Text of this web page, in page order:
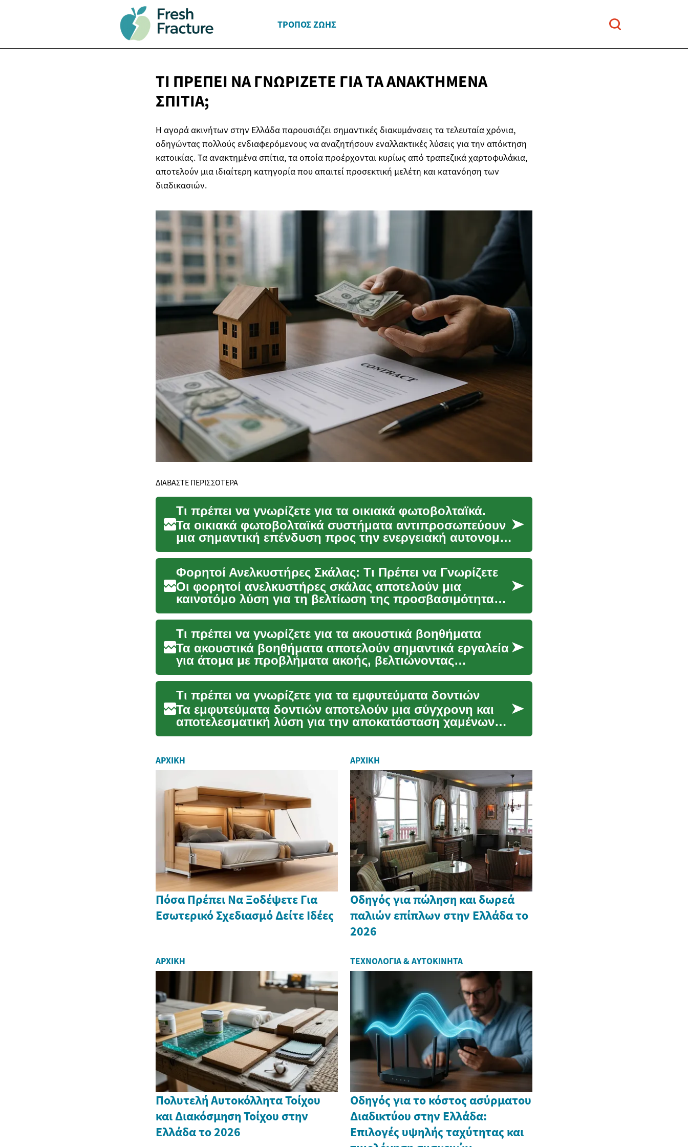
ΤΡΌΠΟΣ ΖΩΉΣ
ΤΙ ΠΡΈΠΕΙ ΝΑ ΓΝΩΡΊΖΕΤΕ ΓΙΑ ΤΑΑΝΑΚΤΗΜΈΝΑ
ΣΠΊΤΙΑ;
Η αγορά ακινήτων στην Ελλάδα παρουσιάζει σημαντικές διακυμάνσεις τα τελευταία χρόνια,
οδηγώντας πολλούς ενδιαφερόμενους να αναζητήσουν εναλλακτικές λύσεις για την απόκτηση
κατοικίας. Τα ανακτημένα σπίτια, τα οποία προέρχονται κυρίως από τραπεζικά χαρτοφυλάκια,
αποτελούν μια ιδιαίτερη κατηγορία που απαιτεί προσεκτική μελέτη και κατανόηση των
διαδικασιών.
ΔΙΑΒΑΣΤΕ ΠΕΡΙΣΣΟΤΕΡΑ
Τι πρέπει να γνωρίζετε για τα οικιακά φωτοβολταϊκά.
Τα οικιακά φωτοβολταϊκά συστήματα αντιπροσωπεύουν
μια σημαντική επένδυση προς την ενεργειακή αυτονομία
και τη βιωσιμό...
Φορητοί Ανελκυστήρες Σκάλας: Τι Πρέπει να Γνωρίζετε
Οι φορητοί ανελκυστήρες σκάλας αποτελούν μια
καινοτόμο λύση για τη βελτίωση της προσβασιμότητας
σε πολυώροφα κτίρια κ...
Τι πρέπει να γνωρίζετε για τα ακουστικά βοηθήματα
Τα ακουστικά βοηθήματα αποτελούν σημαντικά εργαλεία
για άτομα με προβλήματα ακοής, βελτιώνοντας
σημαντικά την ποιότητ...
Τι πρέπει να γνωρίζετε για τα εμφυτεύματα δοντιών
Τα εμφυτεύματα δοντιών αποτελούν μια σύγχρονη και
αποτελεσματική λύση για την αποκατάσταση χαμένων
δοντιών, προσφέρον...
ΑΡΧΙΚΉ
Πόσα Πρέπει Να Ξοδέψετε Για
Εσωτερικό Σχεδιασμό Δείτε Ιδέες
ΑΡΧΙΚΉ
Οδηγός για πώληση και δωρεά
παλιών επίπλων στην Ελλάδα το
2026
ΑΡΧΙΚΉ
Πολυτελή Αυτοκόλλητα Τοίχου
και Διακόσμηση Τοίχου στην
Ελλάδα το 2026
ΤΕΧΝΟΛΟΓΊΑ & ΑΥΤΟΚΊΝΗΤΑ
Οδηγός για το κόστος ασύρματου
Διαδικτύου στην Ελλάδα:
Επιλογές υψηλής ταχύτητας και